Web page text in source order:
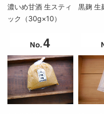
濃いめ甘酒 生スティ
ック（30g×10）
黒麹 生